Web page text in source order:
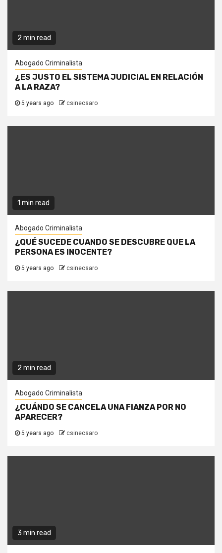
2 min read
Abogado Criminalista
¿ES JUSTO EL SISTEMA JUDICIAL EN RELACIÓN
A LA RAZA?
5 years ago csinecsaro
1 min read
Abogado Criminalista
¿QUÉ SUCEDE CUANDO SE DESCUBRE QUE LA
PERSONA ES INOCENTE?
5 years ago csinecsaro
2 min read
Abogado Criminalista
¿CUÁNDO SE CANCELA UNA FIANZA POR NO
APARECER?
5 years ago csinecsaro
3 min read